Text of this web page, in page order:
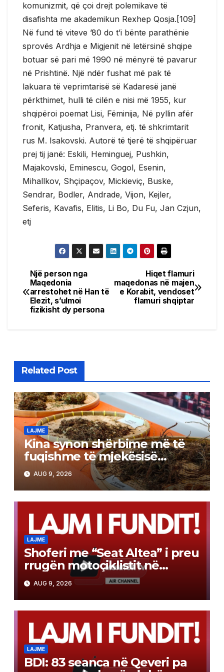
Post
navigation
Hiqet flamuri
maqedonas në majen
e Korabit, vendoset
flamuri shqiptar
Një person nga
Maqedonia
arrestohet në Han të
Elezit, s’ulmoi
fizikisht dy persona
Related Post
LAJME
Kina synon shërbime më të
fuqishme të mjekësisë
tradicionale
AUG 9, 2026
LAJME
Shoferi me “Seat Altea” i preu
rrugën motoçiklistit në
Radishan, ai për të shmangur
përplasjen goditi një
automjet tjetër – humbi jetën
19-vjeçari
AUG 9, 2026
LAJME
BDI: 83 seanca në Qeveri pa